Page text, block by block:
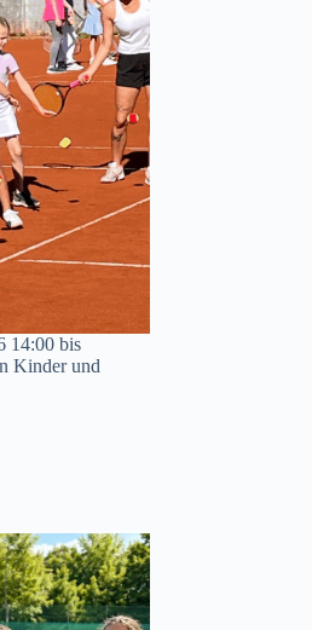
14:00 bis
Kinder und